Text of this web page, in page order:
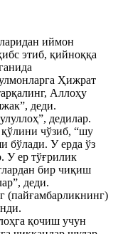
иймон
этиб, қийноққа
Ҳижрат
Аллоҳу
деди.
дедилар.
чўзиб, “шу
бўлади. У ерда ўз
У ер тўғрилик
бир чиқиш
деди.
(пайғамбарликнинг)
қочиш учун